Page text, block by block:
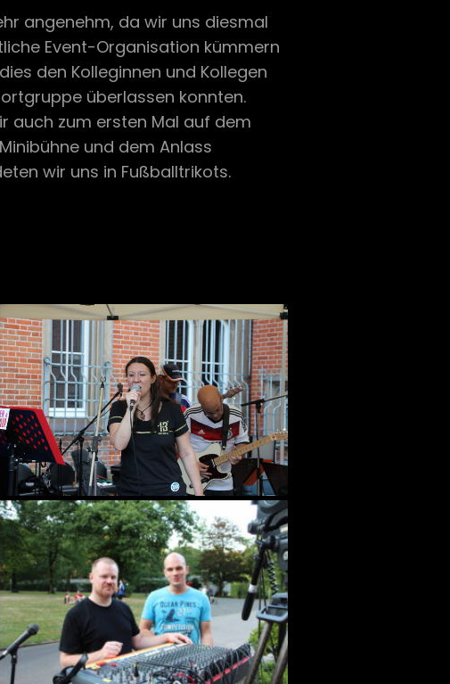
angenehm, da wir uns diesmal
Event-Organisation kümmern
den Kolleginnen und Kollegen
überlassen konnten.
auch zum ersten Mal auf dem
und dem Anlass
wir uns in Fußballtrikots.